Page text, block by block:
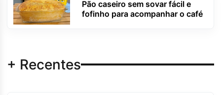
Pão caseiro sem sovar fácil e
fofinho para acompanhar o café
+ Recentes